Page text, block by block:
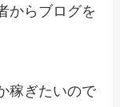
からブログを
稼ぎたいので